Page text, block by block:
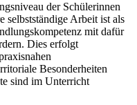
der Schülerinnen
selbstständige Arbeit ist als
mit dafür
Dies erfolgt
Besonderheiten
sind im Unterricht